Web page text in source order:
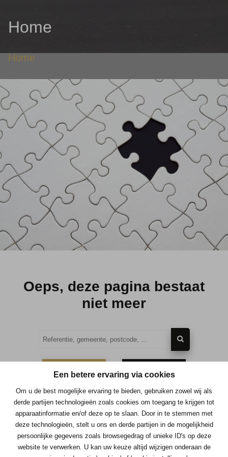
Een betere ervaring via cookies
Om u de best mogelijke ervaring te bieden, gebruiken zowel wij als
derde partijen technologieën zoals cookies om toegang te krijgen tot
apparaatinformatie en/of deze op te slaan. Door in te stemmen met
deze technologieën, stelt u ons en derde partijen in de mogelijkheid
persoonlijke gegevens zoals browsegedrag of unieke ID's op deze
website te verwerken. U kan uw keuze altijd wijzigen onderaan de
Home
Home
Oeps, deze pagina bestaat
niet meer
TE KOOP TE HUUR
Contacteer ons